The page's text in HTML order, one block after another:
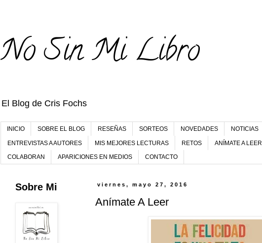
No Sin Mi Libro
El Blog de Cris Fochs
INICIO SOBRE EL BLOG RESEÑAS SORTEOS NOVEDADES NOTICIAS
ENTREVISTAS A AUTORES MIS MEJORES LECTURAS RETOS ANÍMATE A LEER
COLABORAN APARICIONES EN MEDIOS CONTACTO
viernes, mayo 27, 2016
Anímate A Leer
Sobre Mi